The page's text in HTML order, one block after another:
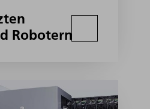
Robotern